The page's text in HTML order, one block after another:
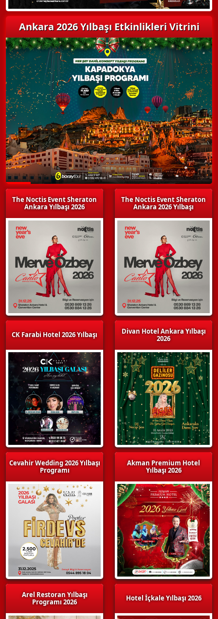
Ankara 2026 Yılbaşı Etkinlikleri Vitrini
The Noctis Event Sheraton
Ankara Yılbaşı 2026
CK Farabi Hotel 2026 Yılbaşı
Cevahir Wedding 2026 Yılbaşı
Programı
Arel Restoran Yılbaşı
Programı 2026
The Noctis Event Sheraton
Ankara 2026 Yılbaşı
Divan Hotel Ankara Yılbaşı
2026
Akman Premium Hotel
Yılbaşı 2026
Hotel İçkale Yılbaşı 2026